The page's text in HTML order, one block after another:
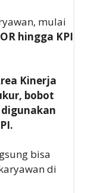
mulai
hingga KPI
Kinerja
bobot
bisa
di